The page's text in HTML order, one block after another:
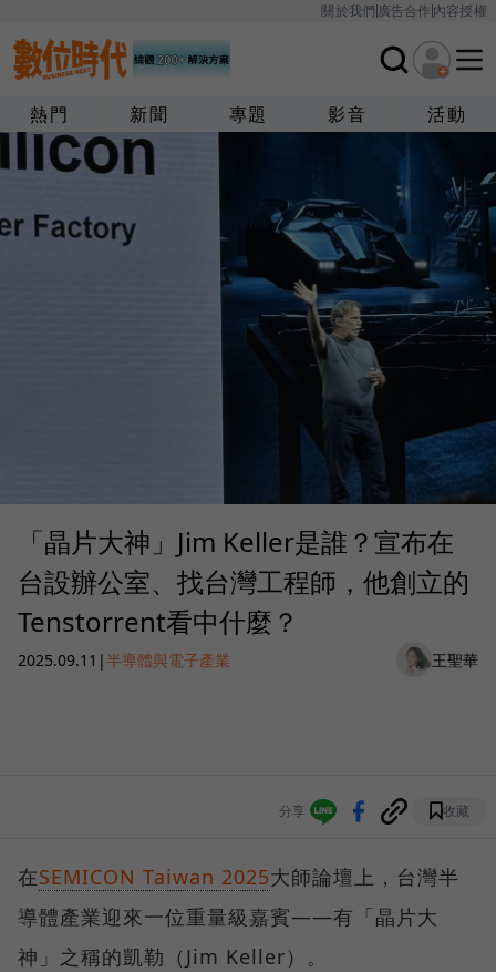
關於我們廣告合作內容授權
熱門 新聞 專題 影音 活動
「晶片大神」Jim Keller是誰？宣布在
台設辦公室、找台灣工程師，他創立的
Tenstorrent看中什麼？
2025.09.11 |半導體與電子產業 王聖華
分享 收藏
在SEMICON Taiwan 2025大師論壇上，台灣半
導體產業迎來一位重量級嘉賓——有「晶片大
神」之稱的凱勒（Jim Keller）。